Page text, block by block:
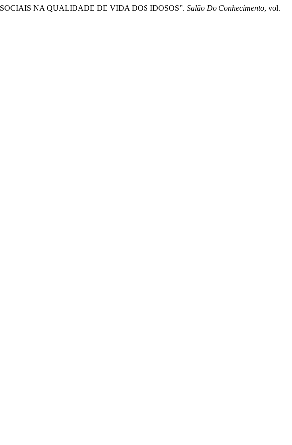
NA QUALIDADE DE VIDA DOS IDOSOS”. Salão Do Conhecimento, vol.